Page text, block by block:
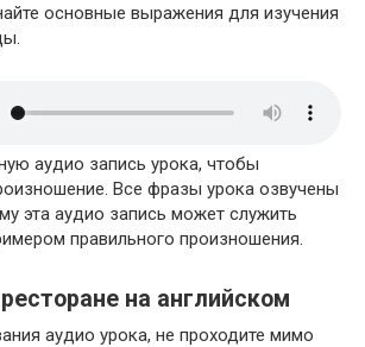
основные выражения для изучения
аудио запись урока, чтобы
Все фразы урока озвучены
эта аудио запись может служить
правильного произношения.
на английском
аудио урока, не проходите мимо